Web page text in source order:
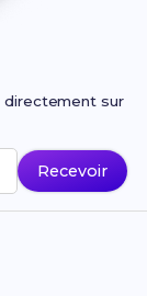
directement sur
Recevoir